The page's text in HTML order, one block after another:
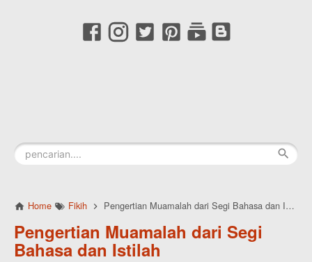
Home Fikih Pengertian Muamalah dari Segi Bahasa dan Istilah
Pengertian Muamalah dari Segi
Bahasa dan Istilah